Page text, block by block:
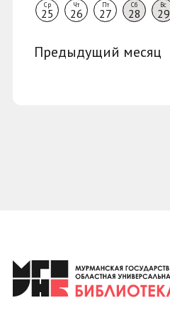
Ср
25
Чт
26
Пт
27
Сб
28
Вс
29
Предыдущий месяц